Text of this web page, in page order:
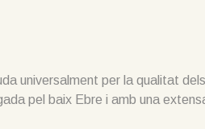
universalment per la qualitat
pel baix Ebre i amb una